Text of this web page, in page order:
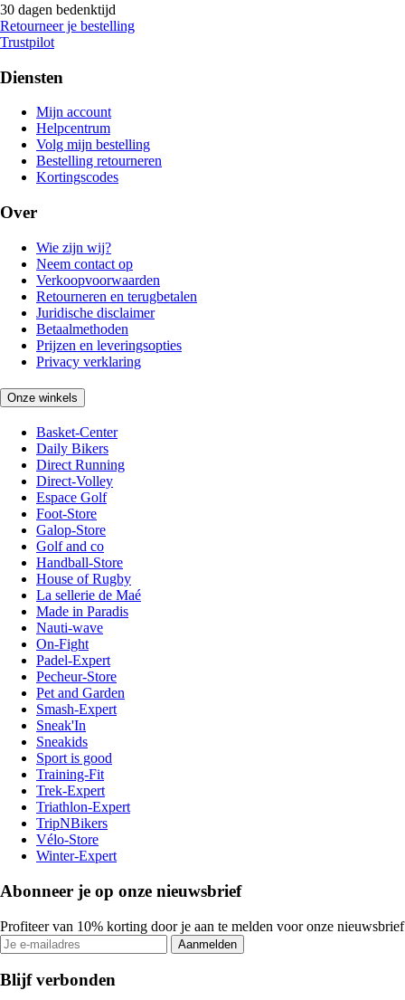
30 dagen bedenktijd
Retourneer je bestelling
Trustpilot
Diensten
Mijn account
Helpcentrum
Volg mijn bestelling
Bestelling retourneren
Kortingscodes
Over
Wie zijn wij?
Neem contact op
Verkoopvoorwaarden
Retourneren en terugbetalen
Juridische disclaimer
Betaalmethoden
Prijzen en leveringsopties
Privacy verklaring
Onze winkels
Basket-Center
Daily Bikers
Direct Running
Direct-Volley
Espace Golf
Foot-Store
Galop-Store
Golf and co
Handball-Store
House of Rugby
La sellerie de Maé
Made in Paradis
Nauti-wave
On-Fight
Padel-Expert
Pecheur-Store
Pet and Garden
Smash-Expert
Sneak'In
Sneakids
Sport is good
Training-Fit
Trek-Expert
Triathlon-Expert
TripNBikers
Vélo-Store
Winter-Expert
Abonneer je op onze nieuwsbrief
Profiteer van 10% korting door je aan te melden voor onze nieuwsbrief
Aanmelden
Blijf verbonden